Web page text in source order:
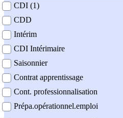
contrat
CDI (1)
CDD
Intérim
CDI Intérimaire
Saisonnier
Contrat apprentissage
Cont. professionnalisation
Prépa.opérationnel.emploi